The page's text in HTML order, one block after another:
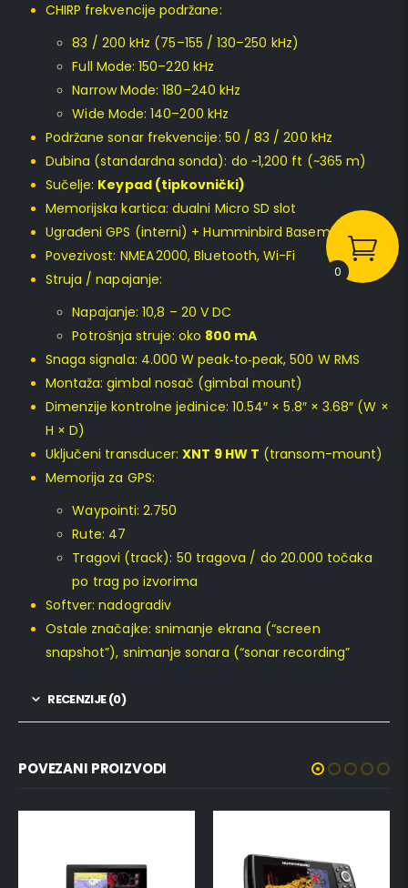
CHIRP frekvencije podržane:
83 / 200 kHz (75–155 / 130–250 kHz)
Full Mode: 150–220 kHz
Narrow Mode: 180–240 kHz
Wide Mode: 140–200 kHz
Podržane sonar frekvencije: 50 / 83 / 200 kHz
Dubina (standardna sonda): do ~1,200 ft (~365 m)
Sučelje: Keypad (tipkovnički)
Memorijska kartica: dualni Micro SD slot
Ugrađeni GPS (interni) + Humminbird Basemap karta
Povezivost: NMEA 2000, Bluetooth, Wi-Fi
Struja / napajanje:
Napajanje: 10,8 – 20 V DC
Potrošnja struje: oko 800 mA
Snaga signala: 4.000 W peak‑to‑peak, 500 W RMS
Montaža: gimbal nosač (gimbal mount)
Dimenzije kontrolne jedinice: 10.54″ × 5.8″ × 3.68″ (W ×
H × D)
Uključeni transducer:XNT 9 HW T (transom-mount)
Memorija za GPS:
Waypointi: 2.750
Rute: 47
Tragovi (track): 50 tragova / do 20.000 točaka
po trag po izvorima
Softver: nadogradiv
Ostale značajke: snimanje ekrana (“screen
snapshot”), snimanje sonara (“sonar recording”
RECENZIJE (0)
POVEZANI PROIZVODI
0